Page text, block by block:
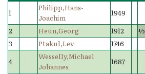
1
Philipp,Hans-
Joachim
1949
2
Heun,Georg 1912 ½
3
Ptakul,Lev
1746
4
Wesselly,Michael
Johannes
1687